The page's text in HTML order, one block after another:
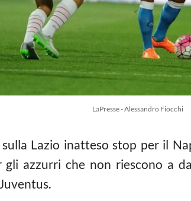
LaPresse - Alessandro Fiocchi
Lazio inatteso stop per il
azzurri che non riescono a